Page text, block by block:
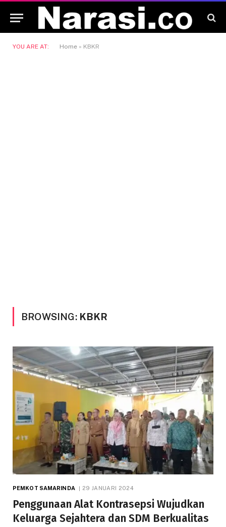
YOU ARE AT: Home » KBKR
BROWSING: KBKR
PEMKOT SAMARINDA 29 JANUARI 2024
Penggunaan Alat Kontrasepsi Wujudkan
Keluarga Sejahtera dan SDM Berkualitas